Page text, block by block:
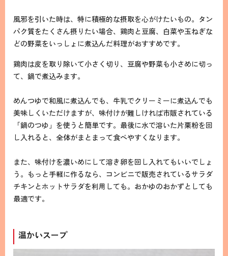
風邪を引いた時は、特に積極的な摂取を心がけたいもの。タン
パク質をたくさん摂りたい場合、鶏肉と豆腐、白菜や玉ねぎな
どの野菜をいっしょに煮込んだ料理がおすすめです。
鶏肉は皮を取り除いて小さく切り、豆腐や野菜も小さめに切っ
て、鍋で煮込みます。
めんつゆで和風に煮込んでも、牛乳でクリーミーに煮込んでも
美味しくいただけますが、味付けが難しければ市販されている
「鍋のつゆ」を使うと簡単です。最後に水で溶いた片栗粉を回
し入れると、全体がまとまって食べやすくなります。
また、味付けを濃いめにして溶き卵を回し入れてもいいでしょ
う。もっと手軽に作るなら、コンビニで販売されているサラダ
チキンとホットサラダを利用しても。おかゆのおかずとしても
最適です。
温かいスープ